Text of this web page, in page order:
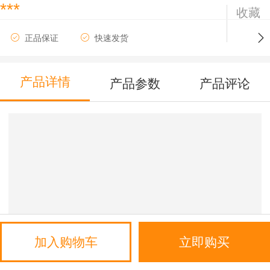
*** 收藏
正品保证 快速发货
产品详情 产品参数 产品评论
加入购物车 立即购买